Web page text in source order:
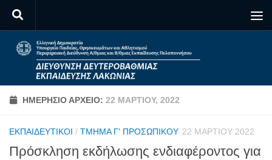
Skip to content
ΗΜΕΡΉΣΙΟ ΑΡΧΕΊΟ: 22 ΜΑΡΤΊΟΥ, 2022
ΕΚΠΑΙΔΕΥΤΙΚΟΊ / ΤΜΉΜΑ Γ' ΠΡΟΣΩΠΙΚΟΎ 22 ΜΑΡΤΊΟΥ 2022
Πρόσκληση εκδήλωσης ενδιαφέροντος για